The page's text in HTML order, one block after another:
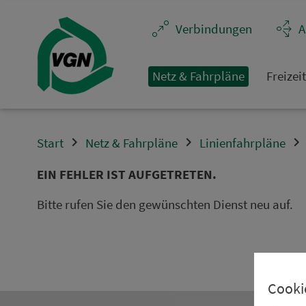
Ver­bin­dungen
Netz & Fahrpläne
Start Netz & Fahrpläne Linienfahrpläne
EIN FEHLER IST AUFGETRETEN.
Bitte rufen Sie den gewünschten Dienst neu auf.